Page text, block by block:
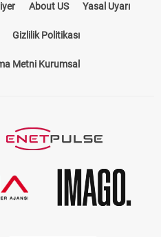
About US Yasal Uyarı
Gizlilik Politikası
Metni Kurumsal